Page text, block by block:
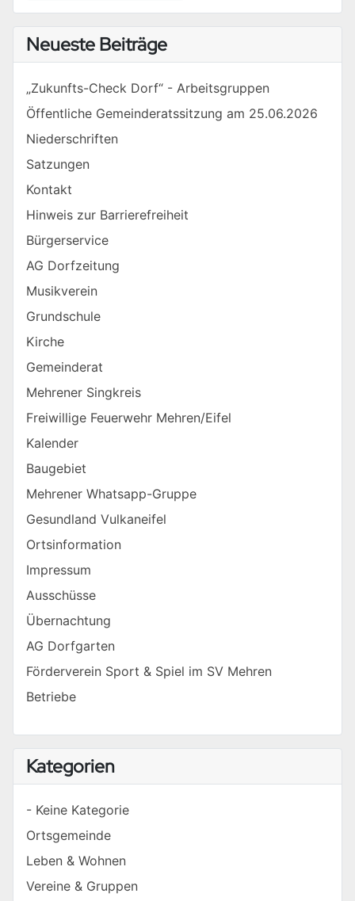
Type 2 or more characters for results.
Neueste Beiträge
„Zukunfts-Check Dorf“ - Arbeitsgruppen
Öffentliche Gemeinderatssitzung am 25.06.2026
Niederschriften
Satzungen
Kontakt
Hinweis zur Barrierefreiheit
Bürgerservice
AG Dorfzeitung
Musikverein
Grundschule
Kirche
Gemeinderat
Mehrener Singkreis
Freiwillige Feuerwehr Mehren/Eifel
Kalender
Baugebiet
Mehrener Whatsapp-Gruppe
Gesundland Vulkaneifel
Ortsinformation
Impressum
Ausschüsse
Übernachtung
AG Dorfgarten
Förderverein Sport & Spiel im SV Mehren
Betriebe
Kategorien
- Keine Kategorie
Ortsgemeinde
Leben & Wohnen
Vereine & Gruppen